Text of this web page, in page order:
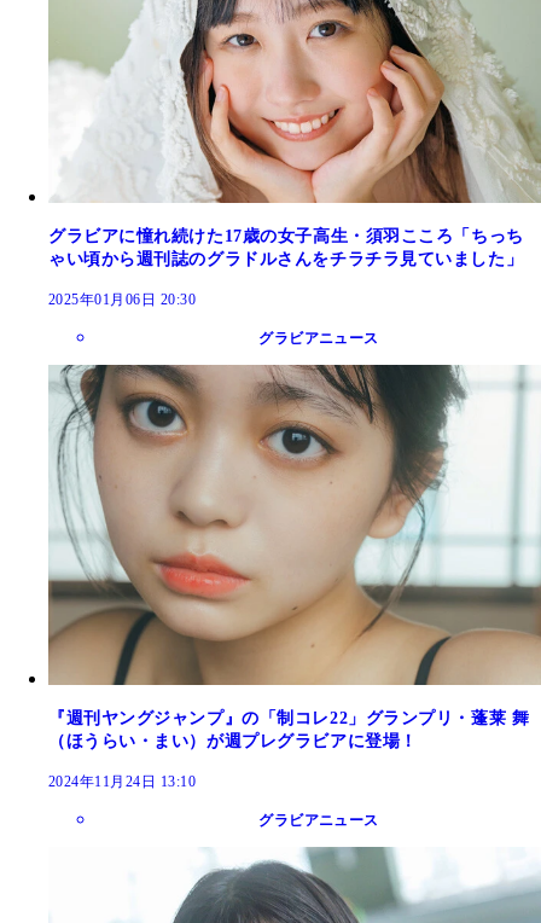
グラビアに憧れ続けた17歳の女子高生・須羽こころ「ちっち
ゃい頃から週刊誌のグラドルさんをチラチラ見ていました」
2025年01月06日 20:30
グラビアニュース
『週刊ヤングジャンプ』の「制コレ22」グランプリ・蓬莱 舞
（ほうらい・まい）が週プレグラビアに登場！
2024年11月24日 13:10
グラビアニュース